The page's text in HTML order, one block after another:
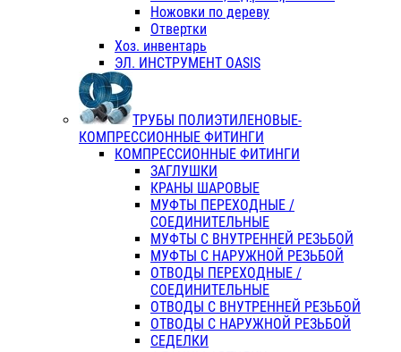
Ножовки по дереву
Отвертки
Хоз. инвентарь
ЭЛ. ИНСТРУМЕНТ OASIS
ТРУБЫ ПОЛИЭТИЛЕНОВЫЕ-
КОМПРЕССИОННЫЕ ФИТИНГИ
КОМПРЕССИОННЫЕ ФИТИНГИ
ЗАГЛУШКИ
КРАНЫ ШАРОВЫЕ
МУФТЫ ПЕРЕХОДНЫЕ /
СОЕДИНИТЕЛЬНЫЕ
МУФТЫ С ВНУТРЕННЕЙ РЕЗЬБОЙ
МУФТЫ С НАРУЖНОЙ РЕЗЬБОЙ
ОТВОДЫ ПЕРЕХОДНЫЕ /
СОЕДИНИТЕЛЬНЫЕ
ОТВОДЫ С ВНУТРЕННЕЙ РЕЗЬБОЙ
ОТВОДЫ С НАРУЖНОЙ РЕЗЬБОЙ
СЕДЕЛКИ